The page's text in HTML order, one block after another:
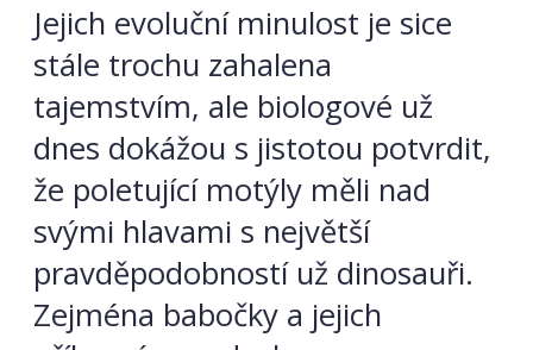
Jejich evoluční minulost je sice
stále trochu zahalena
tajemstvím, ale biologové už
dnes dokážou s jistotou potvrdit,
že poletující motýly měli nad
svými hlavami s největší
pravděpodobností už dinosauři.
Zejména babočky a jejich